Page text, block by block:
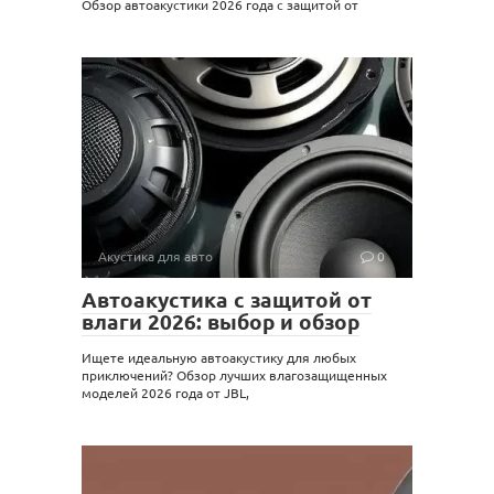
Обзор автоакустики 2026 года с защитой от
Акустика для авто 0
Автоакустика с защитой от
влаги 2026: выбор и обзор
Ищете идеальную автоакустику для любых
приключений? Обзор лучших влагозащищенных
моделей 2026 года от JBL,